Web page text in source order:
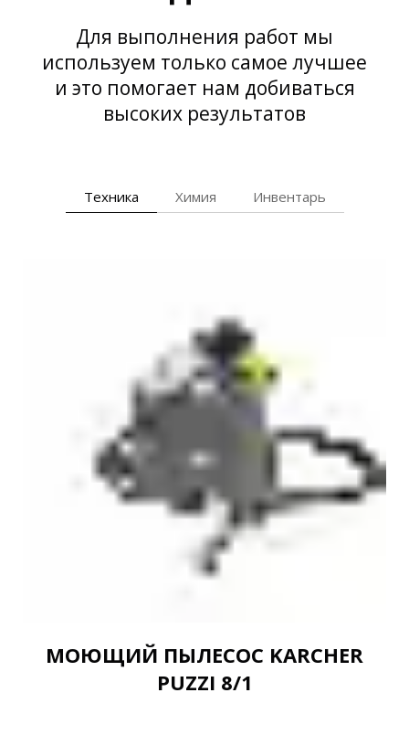
Для выполнения работ мы
используем только самое лучшее
и это помогает нам добиваться
высоких результатов
Техника Химия Инвентарь
МОЮЩИЙ ПЫЛЕСОС KARCHER
PUZZI 8/1